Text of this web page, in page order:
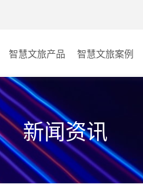
智慧文旅产品
77IP广播
AI智慧88广播系统
KVM坐席管理系统
AI智慧分布式系统
智慧文旅案例
交通
其它
新闻资讯